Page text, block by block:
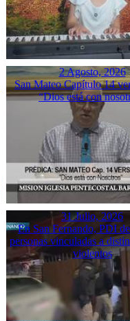
2 Agosto, 2026
San Mateo Capítulo 14
“Dios está con
31 Julio, 2026
En San Fernando, PDI
personas vinculadas a
violentos